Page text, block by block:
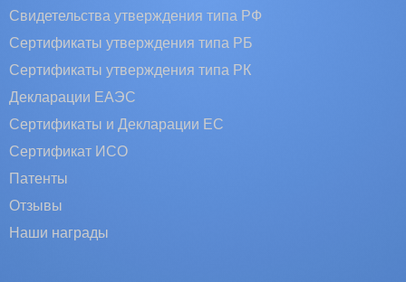
Свидетельства утверждения типа РФ
Сертификаты утверждения типа РБ
Сертификаты утверждения типа РК
Декларации ЕАЭС
Сертификаты и Декларации EC
Сертификат ИСО
Патенты
Отзывы
Наши награды